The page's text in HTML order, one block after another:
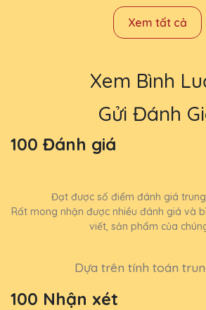
Xem tất cả
Xem Bình
Gửi Đánh
100 Đánh giá
Đạt được số điểm đánh giá trung
Rất mong nhận được nhiều đánh giá và
viết, sản phẩm của
Dựa trên tính toán
100 Nhận xét